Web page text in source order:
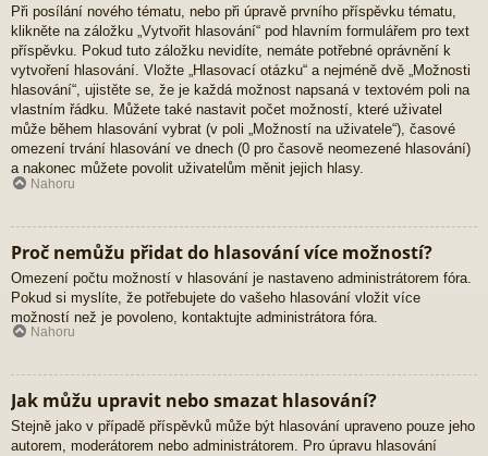
Při posílání nového tématu, nebo při úpravě prvního příspěvku tématu,
klikněte na záložku „Vytvořit hlasování“ pod hlavním formulářem pro text
příspěvku. Pokud tuto záložku nevidíte, nemáte potřebné oprávnění k
vytvoření hlasování. Vložte „Hlasovací otázku“ a nejméně dvě „Možnosti
hlasování“, ujistěte se, že je každá možnost napsaná v textovém poli na
vlastním řádku. Můžete také nastavit počet možností, které uživatel
může během hlasování vybrat (v poli „Možností na uživatele“), časové
omezení trvání hlasování ve dnech (0 pro časově neomezené hlasování)
a nakonec můžete povolit uživatelům měnit jejich hlasy.
Nahoru
Proč nemůžu přidat do hlasování více možností?
Omezení počtu možností v hlasování je nastaveno administrátorem fóra.
Pokud si myslíte, že potřebujete do vašeho hlasování vložit více
možností než je povoleno, kontaktujte administrátora fóra.
Nahoru
Jak můžu upravit nebo smazat hlasování?
Stejně jako v případě příspěvků může být hlasování upraveno pouze jeho
autorem, moderátorem nebo administrátorem. Pro úpravu hlasování